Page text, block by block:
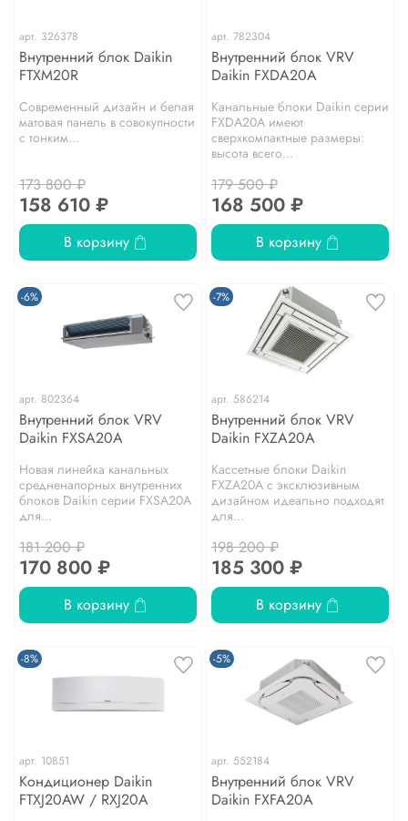
арт. 326378
Внутренний блок Daikin
FTXM20R
Современный дизайн и белая
матовая панель в совокупности
с тонким...
173 800 ₽
158 610 ₽
В корзину
арт. 782304
Внутренний блок VRV
Daikin FXDA20A
Канальные блоки Daikin серии
FXDA20A имеют
сверхкомпактные размеры:
высота всего...
179 500 ₽
168 500 ₽
В корзину
-6%
арт. 802364
Внутренний блок VRV
Daikin FXSA20A
Новая линейка канальных
средненапорных внутренних
блоков Daikin серии FXSA20A
для...
181 200 ₽
170 800 ₽
В корзину
-7%
арт. 586214
Внутренний блок VRV
Daikin FXZA20A
Кассетные блоки Daikin
FXZA20A с эксклюзивным
дизайном идеально подходят
для...
198 200 ₽
185 300 ₽
В корзину
-8%
арт. 10851
Кондиционер Daikin
FTXJ20AW / RXJ20A
-5%
арт. 552184
Внутренний блок VRV
Daikin FXFA20A